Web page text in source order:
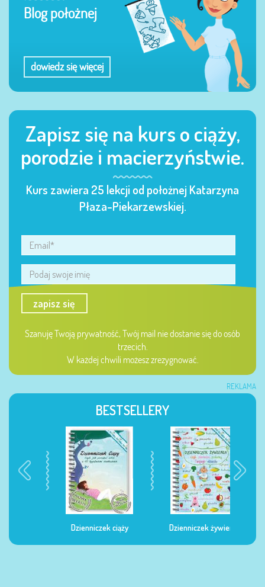
Blog położnej
dowiedz się więcej
Zapisz się na kurs o ciąży,
porodzie i macierzyństwie.
Kurs zawiera 25 lekcji od położnej Katarzyna
Płaza-Piekarzewskiej.
zapisz się
Szanuję Twoją prywatność, Twój mail nie dostanie się do osób
trzecich.
W każdej chwili możesz zrezygnować.
REKLAMA
BESTSELLERY
Dzienniczek ciąży Dzienniczek żywienia